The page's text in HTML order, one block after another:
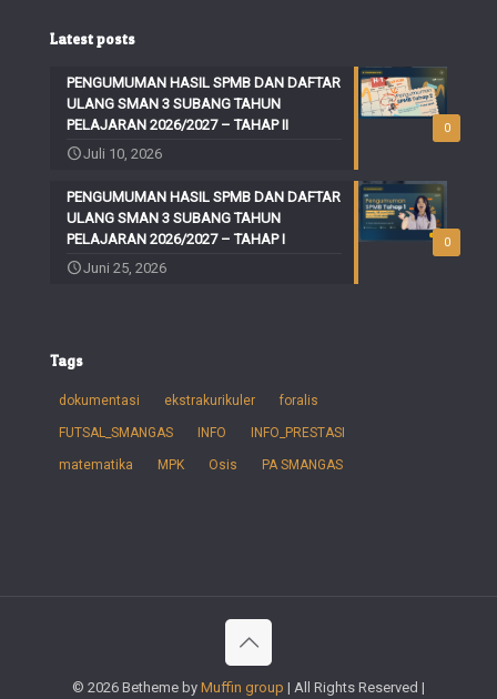
Latest posts
0
PENGUMUMAN HASIL SPMB DAN DAFTAR
ULANG SMAN 3 SUBANG TAHUN
PELAJARAN 2026/2027 – TAHAP II
Juli 10, 2026
0
PENGUMUMAN HASIL SPMB DAN DAFTAR
ULANG SMAN 3 SUBANG TAHUN
PELAJARAN 2026/2027 – TAHAP I
Juni 25, 2026
Tags
dokumentasi ekstrakurikuler foralis
FUTSAL_SMANGAS INFO INFO_PRESTASI
matematika MPK Osis PA SMANGAS
© 2026 Betheme by Muffin group | All Rights Reserved |